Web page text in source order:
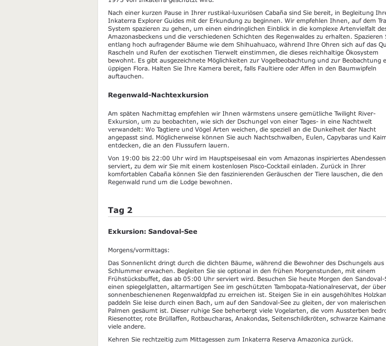
Nach einer kurzen Pause in Ihrer rustikal-luxuriösen Cabaña sind Sie bereit, in Begleitung
Inkaterra Explorer Guides mit der Erkundung zu beginnen. Wir empfehlen Ihnen, auf dem
System spazieren zu gehen, um einen eindringlichen Einblick in die komplexe Artenvielfalt
Amazonasbeckens und die verschiedenen Schichten des Regenwaldes zu erhalten. Spazieren
entlang hoch aufragender Bäume wie dem Shihuahuaco, während Ihre Ohren sich auf das
Rascheln und Rufen der exotischen Tierwelt einstimmen, die dieses reichhaltige Ökosystem
bewohnt. Es gibt ausgezeichnete Möglichkeiten zur Vogelbeobachtung und zur Beobachtung
üppigen Flora. Halten Sie Ihre Kamera bereit, falls Faultiere oder Affen in den Baumwipfeln
auftauchen.
Regenwald-Nachtexkursion
Am späten Nachmittag empfehlen wir Ihnen wärmstens unsere gemütliche Twilight River-
Exkursion, um zu beobachten, wie sich der Dschungel von einer Tages- in eine Nachtwelt
verwandelt: Wo Tagtiere und Vögel Arten weichen, die speziell an die Dunkelheit der Nacht
angepasst sind. Möglicherweise können Sie auch Nachtschwalben, Eulen, Capybaras und
entdecken, die an den Flussufern lauern.
Von 19:00 bis 22:00 Uhr wird im Hauptspeisesaal ein vom Amazonas inspiriertes Abendessen
serviert, zu dem wir Sie mit einem kostenlosen Pisco-Cocktail einladen. Zurück in Ihrer
komfortablen Cabaña können Sie den faszinierenden Geräuschen der Tiere lauschen, die den
Regenwald rund um die Lodge bewohnen.
Tag 2
Exkursion: Sandoval-See
Morgens/vormittags:
Das Sonnenlicht dringt durch die dichten Bäume, während die Bewohner des Dschungels aus
Schlummer erwachen. Begleiten Sie sie optional in den frühen Morgenstunden, mit einem
Frühstücksbuffet, das ab 05:00 Uhr serviert wird. Besuchen Sie heute Morgen den Sandoval-
einen spiegelglatten, altarmartigen See im geschützten Tambopata-Nationalreservat, der
sonnenbeschienenen Regenwaldpfad zu erreichen ist. Steigen Sie in ein ausgehöhltes
paddeln Sie leise durch einen Bach, um auf den Sandoval-See zu gleiten, der von malerischen
Palmen gesäumt ist. Dieser ruhige See beherbergt viele Vogelarten, die vom Aussterben
Riesenotter, rote Brüllaffen, Rotbaucharas, Anakondas, Seitenschildkröten, schwarze
viele andere.
Kehren Sie rechtzeitig zum Mittagessen zum Inkaterra Reserva Amazonica zurück.